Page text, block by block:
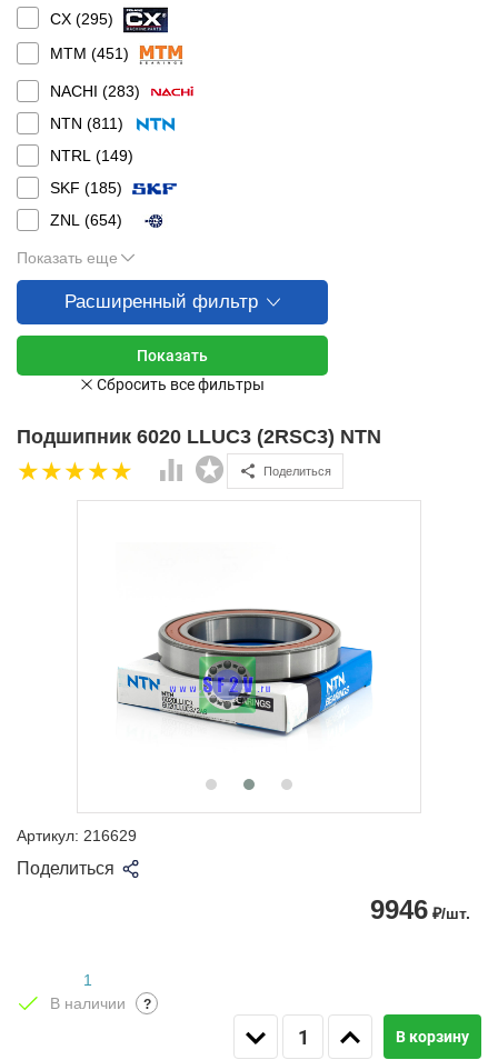
CX (295)
MTM (451)
NACHI (283)
NTN (811)
NTRL (149)
SKF (185)
ZNL (654)
Показать еще
Расширенный фильтр
Подшипник 6020 LLUC3 (2RSC3) NTN
Поделиться
Артикул: 216629
Поделиться
9946 ₽/шт.
1
В наличии
?
В корзину